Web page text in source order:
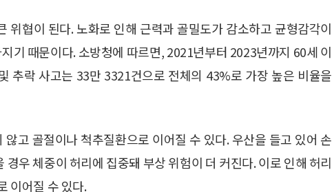
위협이 된다. 노화로 인해 근력과 골밀도가 감소하고 균형감각이
기 때문이다. 소방청에 따르면, 2021년부터 2023년까지 60세 이
추락 사고는 33만 3321건으로 전체의 43%로 가장 높은 비율을
고 골절이나 척추질환으로 이어질 수 있다. 우산을 들고 있어 손
우 체중이 허리에 집중돼 부상 위험이 더 커진다. 이로 인해 허리
이어질 수 있다.